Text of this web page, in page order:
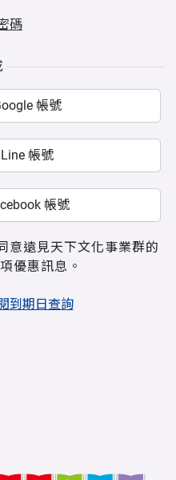
碼
帳號
帳號
帳號
意遠見天下文化事業群的
優惠訊息。
到期日查詢